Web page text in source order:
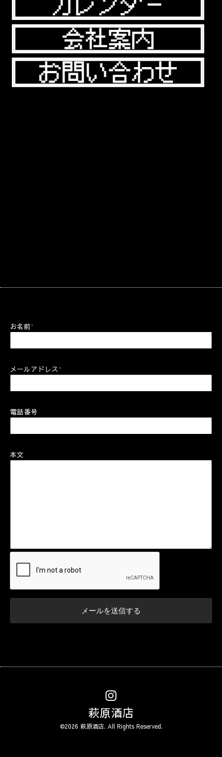
お名前*
メールアドレス*
電話番号
本文
萩原酒店
©2026 萩原酒店. All Rights Reserved.